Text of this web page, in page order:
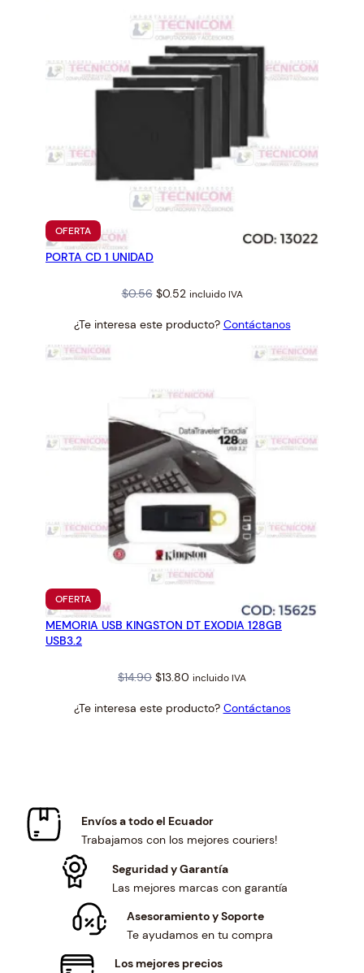
OFERTAPRODUCTO
EN
OFERTA
PORTA CD 1 UNIDAD
$0.56 Original
was:
$0.52Current
is:
incluido IVA
¿Te interesa este producto? Contáctanos
OFERTAPRODUCTO
EN
OFERTA
MEMORIA USB KINGSTON DT EXODIA 128GB
USB3.2
$14.90 Original
was:
$13.80 Current
is:
incluido IVA
¿Te interesa este producto? Contáctanos
Envíos a todo el Ecuador
Trabajamos con los mejores couriers!
Seguridad y Garantía
Las mejores marcas con garantía
Asesoramiento y Soporte
Te ayudamos en tu compra
Los mejores precios